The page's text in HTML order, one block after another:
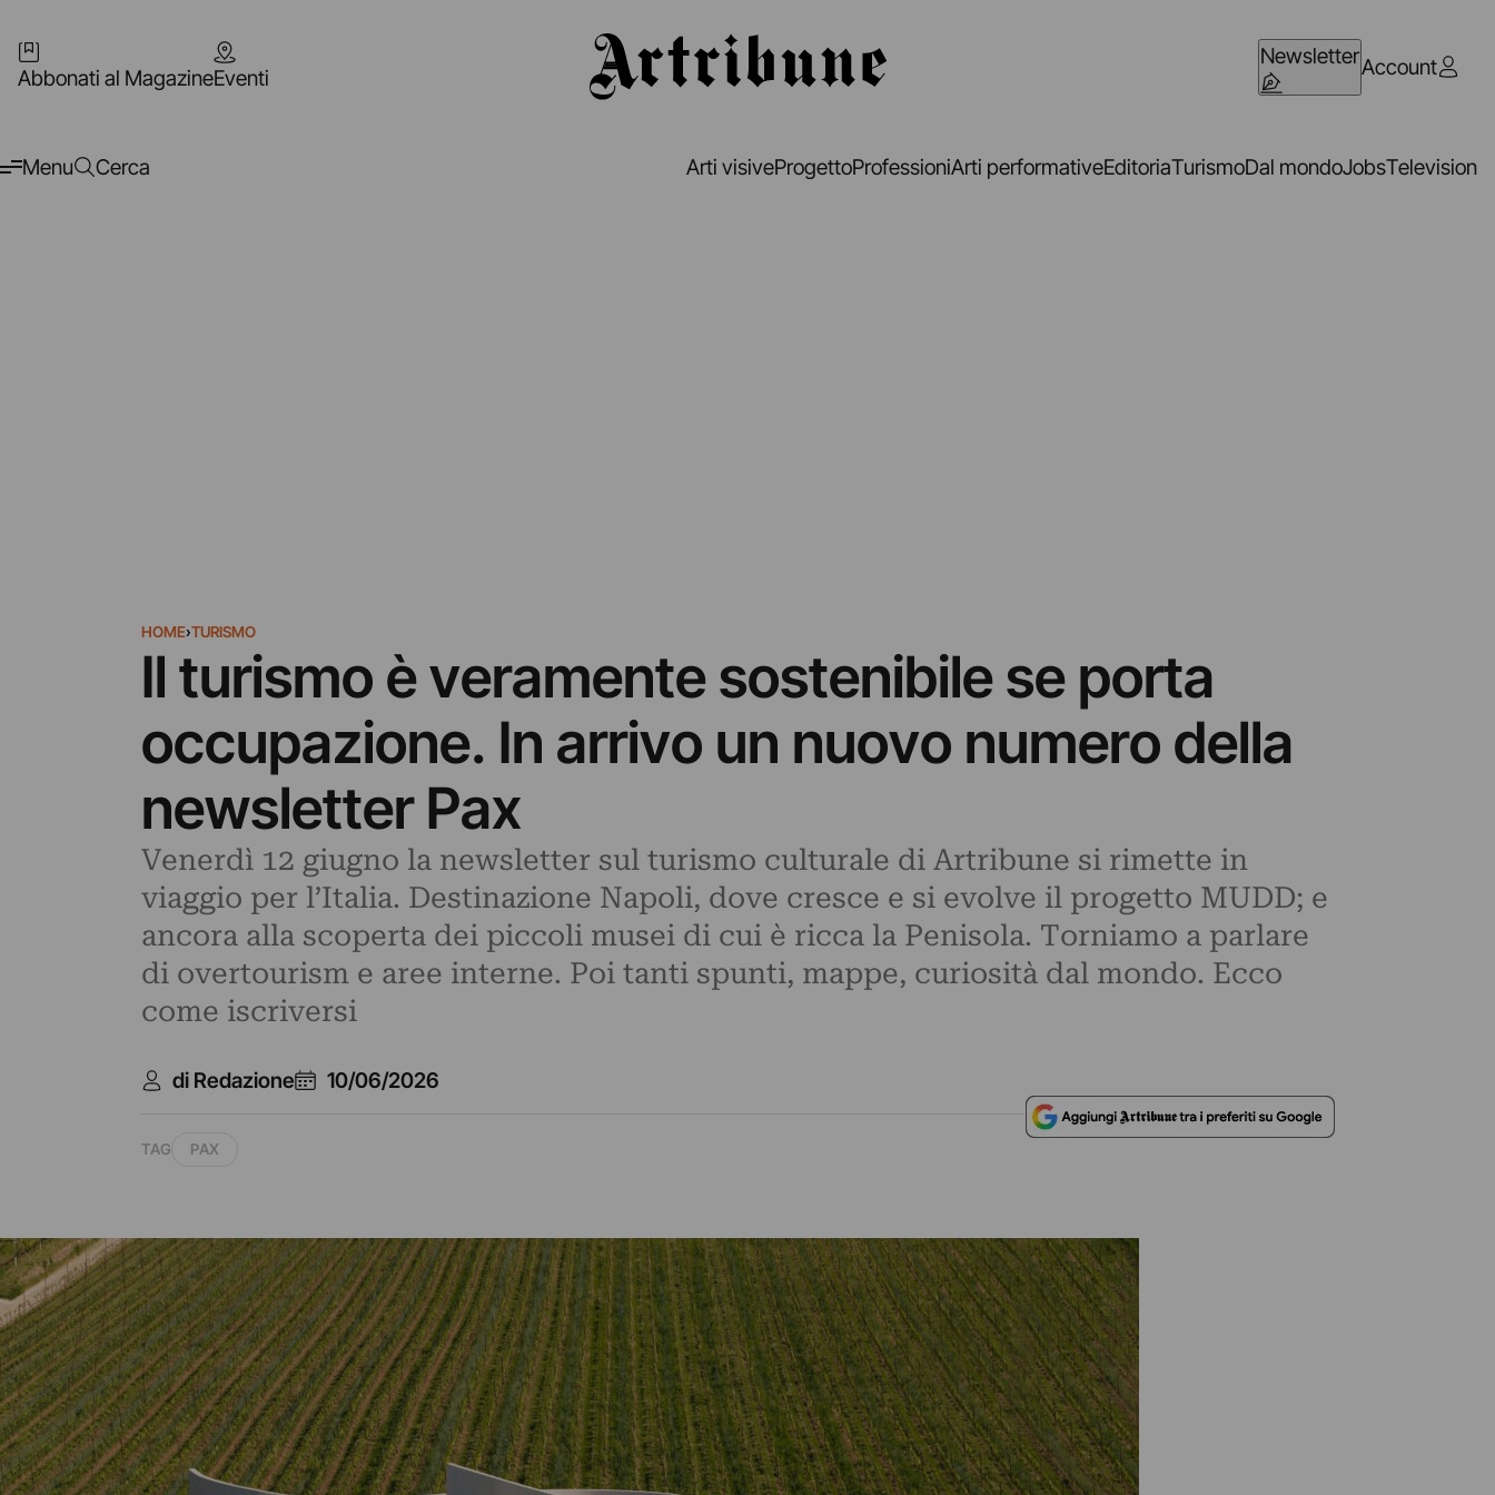
Abbonati al MagazineEventi
NewsletterAccount
Menu Cerca Arti visiveProgettoProfessioniArti performativeEditoriaTurismoDal mondoJobsTelevision
HOME›TURISMO
Il turismo è veramente sostenibile se porta
occupazione. In arrivo un nuovo numero della
newsletter Pax
Venerdì 12 giugno la newsletter sul turismo culturale di Artribune si rimette in
viaggio per l’Italia. Destinazione Napoli, dove cresce e si evolve il progetto MUDD; e
ancora alla scoperta dei piccoli musei di cui è ricca la Penisola. Torniamo a parlare
di overtourism e aree interne. Poi tanti spunti, mappe, curiosità dal mondo. Ecco
come iscriversi
di Redazione 10/06/2026
TAG PAX